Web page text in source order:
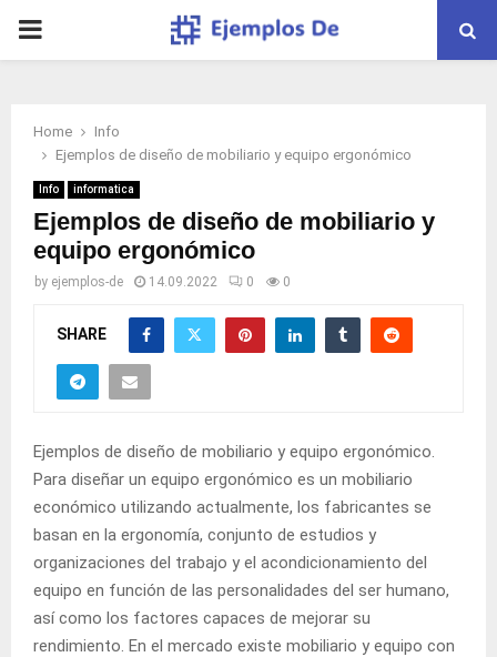
PRIMARY
Home
Info
Ejemplos de diseño de mobiliario y equipo ergonómico
Info informatica
Ejemplos de diseño de mobiliario y
equipo ergonómico
by ejemplos-de 14.09.2022 0 0
SHARE
Ejemplos de diseño de mobiliario y equipo ergonómico.
Para diseñar un equipo ergonómico es un mobiliario
económico utilizando actualmente, los fabricantes se
basan en la ergonomía, conjunto de estudios y
organizaciones del trabajo y el acondicionamiento del
equipo en función de las personalidades del ser humano,
así como los factores capaces de mejorar su
rendimiento. En el mercado existe mobiliario y equipo con